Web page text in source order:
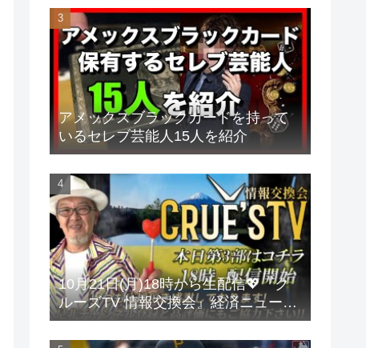
アメックスブラックカードを持って
いるセレブ芸能人15人を紹介
10月21日(月)18時から生配信💖『ク
ルーズTV 情報交換会』経済ニュース
投資 株式市場 新NISA 投資信託 仮想
通貨 ビットコイン 不動産投資 為替